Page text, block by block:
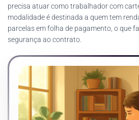
precisa atuar como trabalhador com
modalidade é destinada a quem tem
parcelas em folha de pagamento, o que
segurança ao contrato.